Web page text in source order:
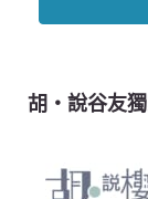
胡‧說谷友